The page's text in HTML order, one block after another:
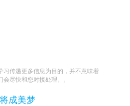
传递更多信息为目的，并不意味着
尽快和您对接处理。。
成美梦